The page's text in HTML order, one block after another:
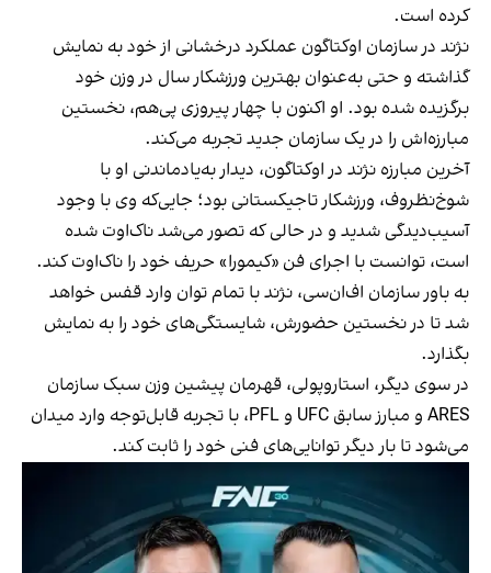
کرده است.
نژند در سازمان اوکتاگون عملکرد درخشانی از خود به نمایش
گذاشته و حتی به‌عنوان بهترین ورزشکار سال در وزن خود
برگزیده شده بود. او اکنون با چهار پیروزی پی‌هم، نخستین
مبارزه‌اش را در یک سازمان جدید تجربه می‌کند.
آخرین مبارزه نژند در اوکتاگون، دیدار به‌یادماندنی او با
شوخ‌نظروف، ورزشکار تاجیکستانی بود؛ جایی‌که وی با وجود
آسیب‌دیدگی شدید و در حالی که تصور می‌شد ناک‌اوت شده
است، توانست با اجرای فن «کیمورا» حریف خود را ناک‌اوت کند.
به باور سازمان اف‌ان‌سی، نژند با تمام توان وارد قفس خواهد
شد تا در نخستین حضورش، شایستگی‌های خود را به نمایش
بگذارد.
در سوی دیگر، استاروپولی، قهرمان پیشین وزن سبک سازمان
ARES و مبارز سابق UFC و PFL، با تجربه قابل‌توجه وارد میدان
می‌شود تا بار دیگر توانایی‌های فنی خود را ثابت کند.